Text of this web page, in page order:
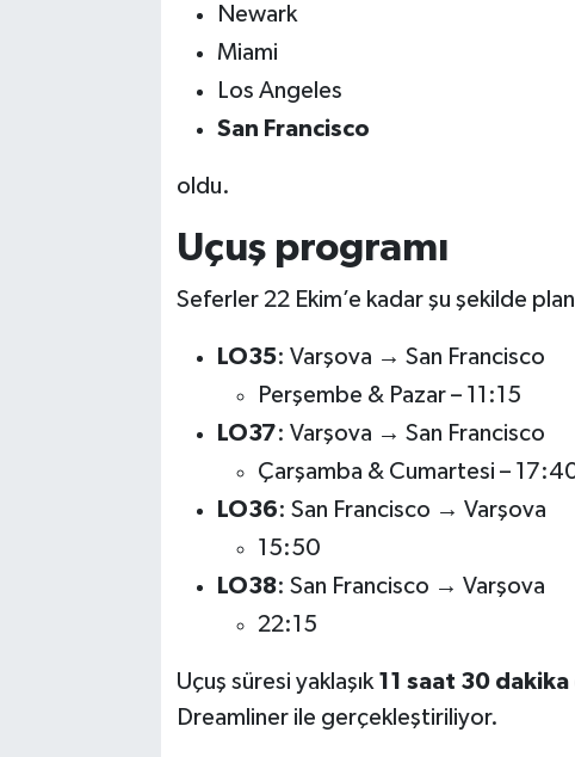
Newark
Miami
Los Angeles
San Francisco
oldu.
Uçuş programı
Seferler 22 Ekim’e kadar şu şekilde
LO35: Varşova → San Francisco
Perşembe & Pazar – 11:15
LO37: Varşova → San Francisco
Çarşamba & Cumartesi –
LO36: San Francisco → Varşova
15:50
LO38: San Francisco → Varşova
22:15
Uçuş süresi yaklaşık 11 saat 30 dakika
Dreamliner ile gerçekleştiriliyor.